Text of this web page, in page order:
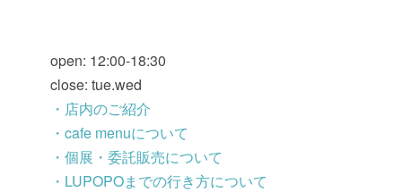
open: 12:00-18:30
close: tue.wed
・店内のご紹介
・cafe menuについて
・個展・委託販売について
・LUPOPOまでの行き方について